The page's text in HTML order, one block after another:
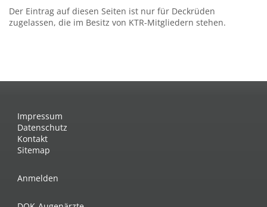
Der Eintrag auf diesen Seiten ist nur für Deckrüden
zugelassen, die im Besitz von KTR-Mitgliedern stehen.
Impressum
Datenschutz
Kontakt
Sitemap
Anmelden